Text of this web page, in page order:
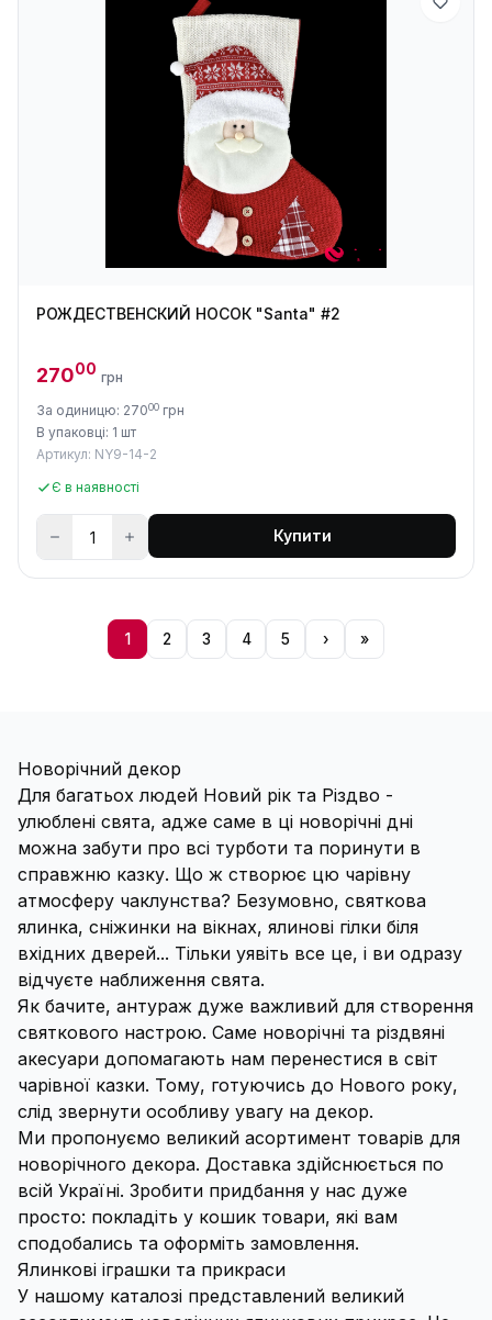
РОЖДЕСТВЕНСКИЙ НОСОК "Santa" #2
27000 грн
За одиницю: 27000 грн
В упаковці: 1 шт
Артикул: NY9-14-2
Є в наявності
Купити
1 2 3 4 5 › »
Новорічний декор
Для багатьох людей Новий рік та Різдво -
улюблені свята, адже саме в ці новорічні дні
можна забути про всі турботи та поринути в
справжню казку. Що ж створює цю чарівну
атмосферу чаклунства? Безумовно, святкова
ялинка, сніжинки на вікнах, ялинові гілки біля
вхідних дверей... Тільки уявіть все це, і ви одразу
відчуєте наближення свята.
Як бачите, антураж дуже важливий для створення
святкового настрою. Саме новорічні та різдвяні
акесуари допомагають нам перенестися в світ
чарівної казки. Тому, готуючись до Нового року,
слід звернути особливу увагу на декор.
Ми пропонуємо великий асортимент товарів для
новорічного декора. Доставка здійснюється по
всій Україні. Зробити придбання у нас дуже
просто: покладіть у кошик товари, які вам
сподобались та оформіть замовлення.
Ялинкові іграшки та прикраси
У нашому каталозі представлений великий